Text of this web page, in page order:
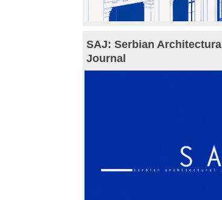
SAJ: Serbian Architectural
Journal